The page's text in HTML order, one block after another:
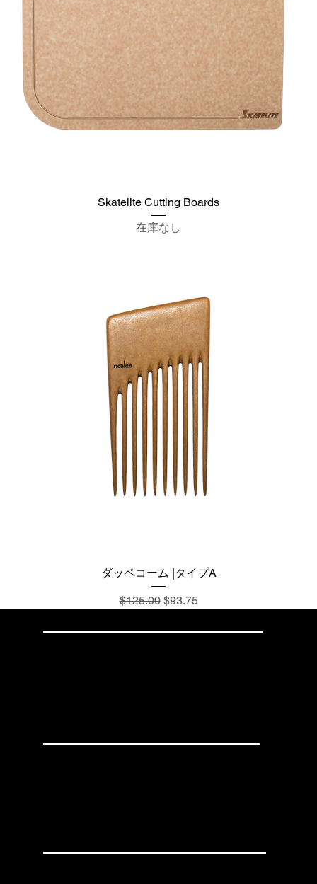
Skatelite Cutting Boards
在庫なし
ダッペコーム |タイプA
通常価格
$125.00 セール価格
$93.75